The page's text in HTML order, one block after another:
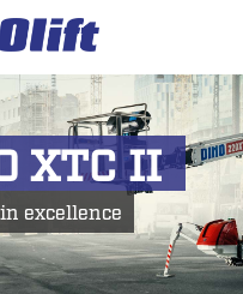
XTC II
excellence